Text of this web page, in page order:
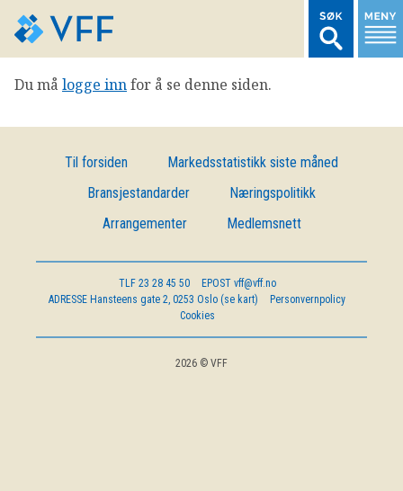
TIL FORSIDEN
MARKEDSSTATISTIKK
BRANSJENORMER
Du må logge innfor å se denne siden.
Til forsiden
Markedsstatistikk siste måned
Bransjestandarder
Næringspolitikk
Arrangementer
Medlemsnett
TLF 23 28 45 50 EPOST vff@vff.no
ADRESSE Hansteens gate 2, 0253 Oslo (se kart)
Personvernpolicy
Cookies
2026 © VFF